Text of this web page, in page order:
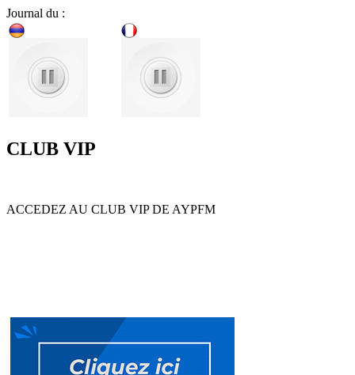
Journal du :
CLUB VIP
ACCEDEZ AU CLUB VIP DE AYPFM